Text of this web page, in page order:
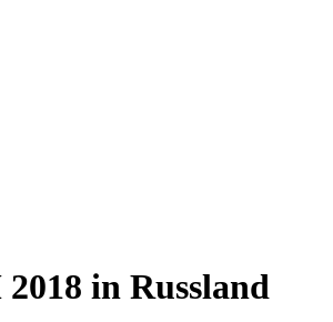
in Russland